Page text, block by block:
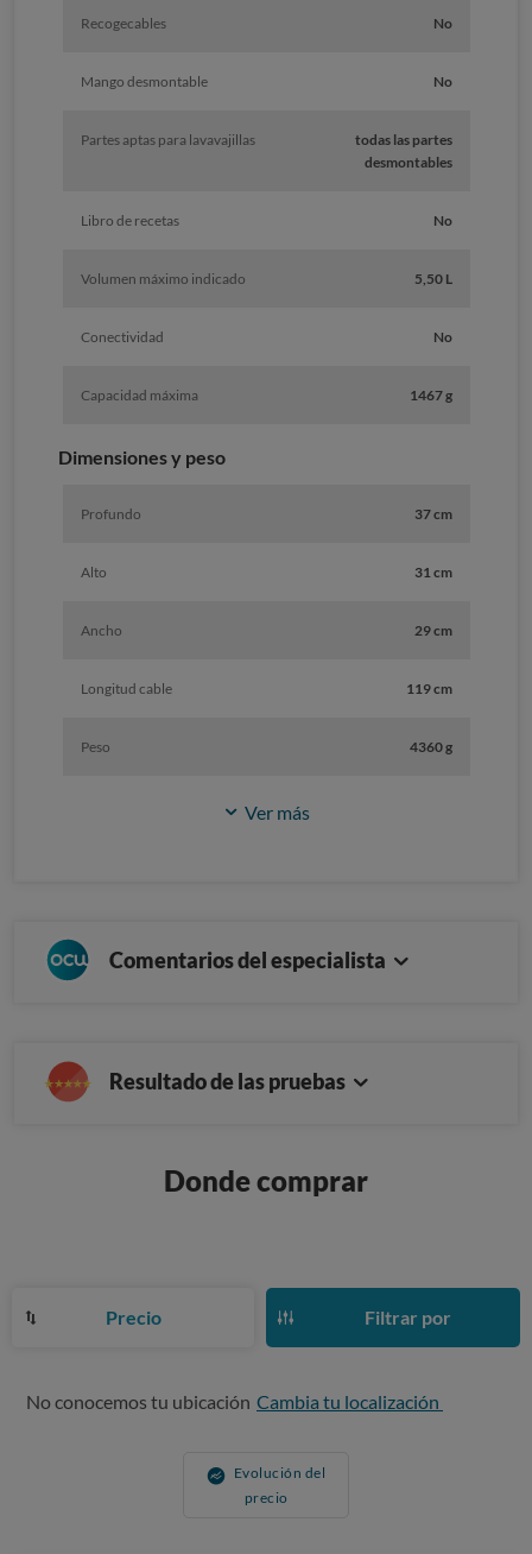
Recogecables No
Mango desmontable No
Partes aptas para lavavajillas
todas las partes
desmontables
Libro de recetas No
Volumen máximo indicado 5,50 L
Conectividad No
Capacidad máxima 1467 g
Dimensiones y peso
Profundo 37 cm
Alto 31 cm
Ancho 29 cm
Longitud cable 119 cm
Peso 4360 g
Ver más
Comentarios del especialista
Resultado de las pruebas
Donde comprar
Precio Filtrar por
No conocemos tu ubicación Cambia tu localización
Evolución del
precio